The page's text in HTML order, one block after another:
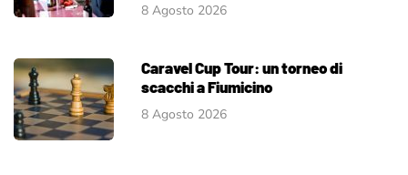
8 Agosto 2026
Caravel Cup Tour: un torneo di
scacchi a Fiumicino
8 Agosto 2026